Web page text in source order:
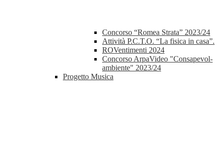
Concorso “Romea Strata” 2023/24
Attività P.C.T.O. “La fisica in casa”.
ROVentimenti 2024
Concorso ArpaVideo "Consapevol-
ambiente" 2023/24
Progetto Musica